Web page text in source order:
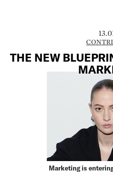
THE NEW
Marketing is